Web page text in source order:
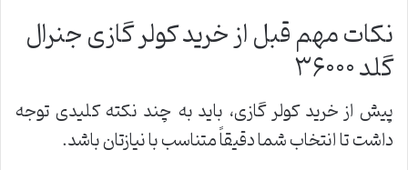
نکات مهم قبل از خرید کولر گازی جنرال
گلد ۳۶۰۰۰
پیش از خرید کولر گازی، باید به چند نکته کلیدی توجه
داشت تا انتخاب شما دقیقاً متناسب با نیازتان باشد.